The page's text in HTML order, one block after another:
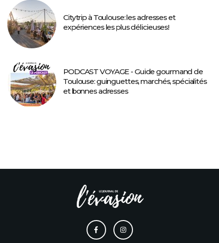
Citytrip à Toulouse: les adresses et
expériences les plus délicieuses!
PODCAST VOYAGE - Guide gourmand de
Toulouse: guinguettes, marchés, spécialités
et bonnes adresses